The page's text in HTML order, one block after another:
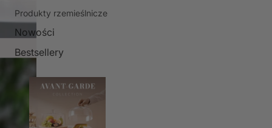
Produkty rzemieślnicze
Nowości
Bestsellery